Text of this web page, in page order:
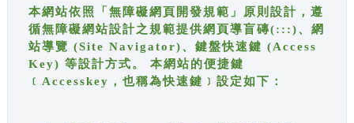
本網站依照「無障礙網頁開發規範」原則設計，遵
循無障礙網站設計之規範提供網頁導盲磚(:::)、網
站導覽 (Site Navigator)、鍵盤快速鍵 (Access
Key) 等設計方式。 本網站的便捷鍵
﹝Accesskey，也稱為快速鍵﹞設定如下：